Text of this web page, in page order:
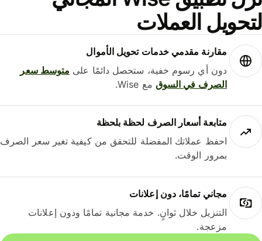
العملات
مقارنة مقدمي خدمات تحويل الأموال
دون أي رسوم خفية، ستحصل دائمًا علىمتوسط ​​سعر
الصرف في السوقمع Wise.
متابعة أسعار الصرف لحظة بلحظة
احفظ عملاتك المفضلة للتحقق من كيفية تغير سعر الصرف
بمرور الوقت.
مجاني تمامًا، دون إعلانات
التنزيل خلال ثوانٍ. خدمة مجانية تمامًا ودون إعلانات
مزعجة.